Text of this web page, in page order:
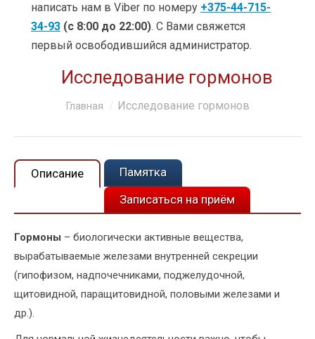
ОБУЧЕНИЕ
написать нам в Viber по номеру +375-44-715-
34-93 (с 8:00 до 22:00). С Вами свяжется
первый освободившийся администратор.
Исследование гормонов
Главная Исследование гормонов
Описание
Памятка
Записаться на приём
Гормоны – биологически активные вещества,
вырабатываемые железами внутренней секреции
(гипофизом, надпочечниками, поджелудочной,
щитовидной, паращитовидной, половыми железами и
др.).